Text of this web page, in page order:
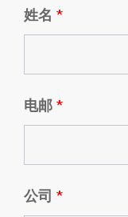
姓名 *
电邮 *
公司 *